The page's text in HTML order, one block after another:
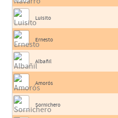
Luisito
Ernesto
Albañil
Amorós
Sornichero